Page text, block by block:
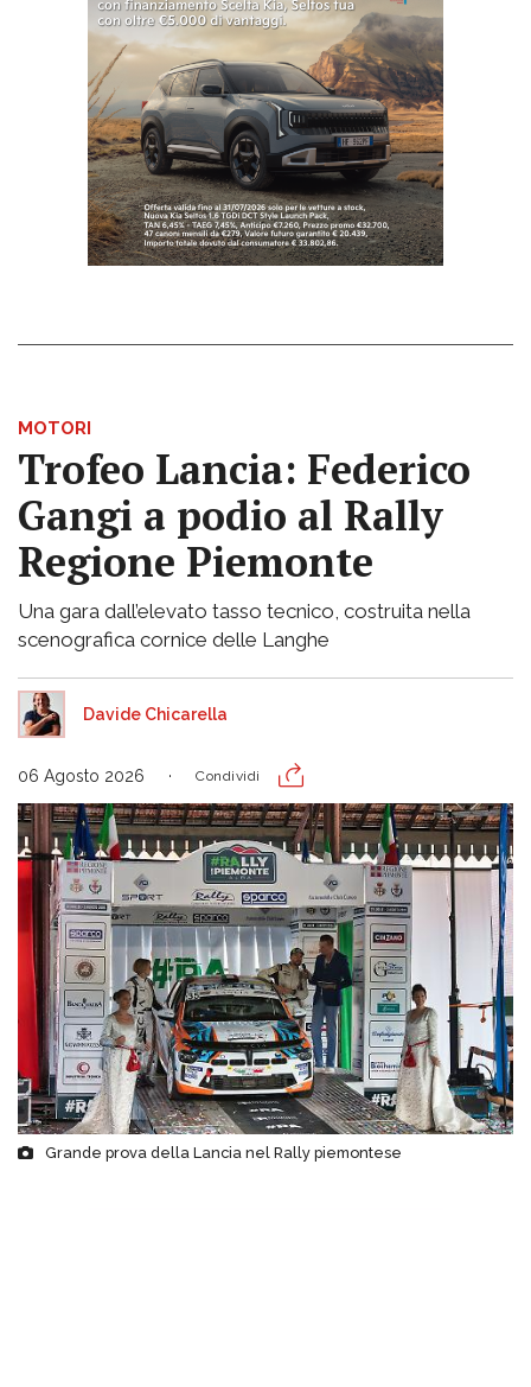
MOTORI
Trofeo Lancia: Federico
Gangi a podio al Rally
Regione Piemonte
Una gara dall’elevato tasso tecnico, costruita nella
scenografica cornice delle Langhe
Davide Chicarella
06 Agosto 2026 Condividi
Grande prova della Lancia nel Rally piemontese